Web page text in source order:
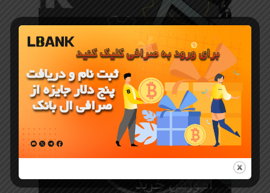
آموزش صرافی LBANK
راهنمای
صرافی
LBank برای
مبتدیان
آموزش خرید